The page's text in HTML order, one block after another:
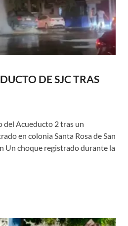
DE SJC TRAS
del Acueducto 2 tras un
en colonia Santa Rosa de San
Un choque registrado durante la